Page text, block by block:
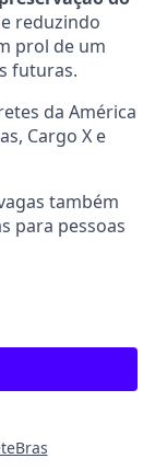
reduzindo
prol de um
futuras.
da América
Cargo X e
também
para pessoas